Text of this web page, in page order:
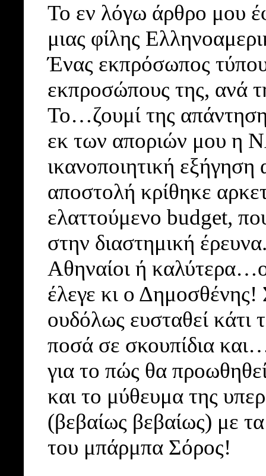
Το εν λόγω άρθρο μου
μιας φίλης
Ένας εκπρόσωπος
εκπροσώπους της, ανά
Το…ζουμί της
εκ των αποριών μου η
ικανοποιητική
αποστολή κρίθηκε
ελαττούμενο budget,
στην διαστημική
Αθηναίοι ή
έλεγε κι ο Δημοσθένης!
ουδόλως ευσταθεί
ποσά σε σκουπίδια
για το πώς θα
και το μύθευμα της
(βεβαίως βεβαίως) με
του μπάρμπα Σόρος!